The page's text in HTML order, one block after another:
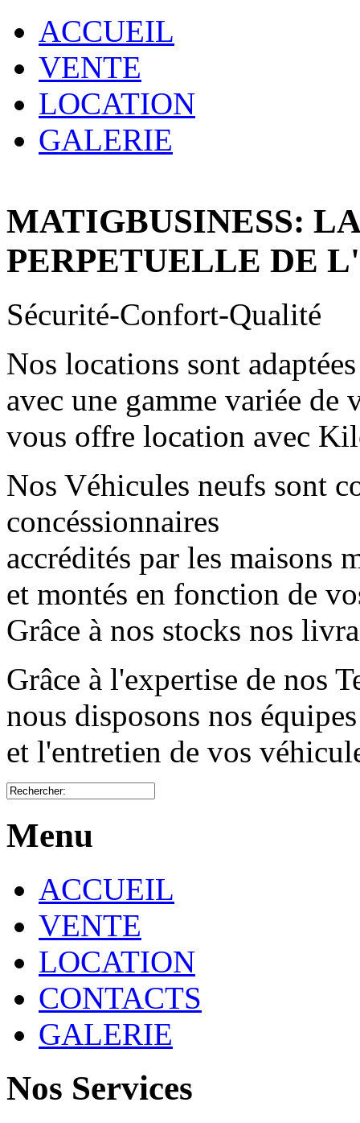
ACCUEIL
VENTE
LOCATION
GALERIE
MATIGBUSINESS:
PERPETUELLE DE
Sécurité-Confort-Qualité
Nos locations sont
avec une gamme variée
vous offre location avec
Nos Véhicules neufs sont
concéssionnaires
accrédités par les maisons
et montés en fonction de
Grâce à nos stocks nos
Grâce à l'expertise de nos
nous disposons nos
et l'entretien de vos
Menu
ACCUEIL
VENTE
LOCATION
CONTACTS
GALERIE
Nos Services